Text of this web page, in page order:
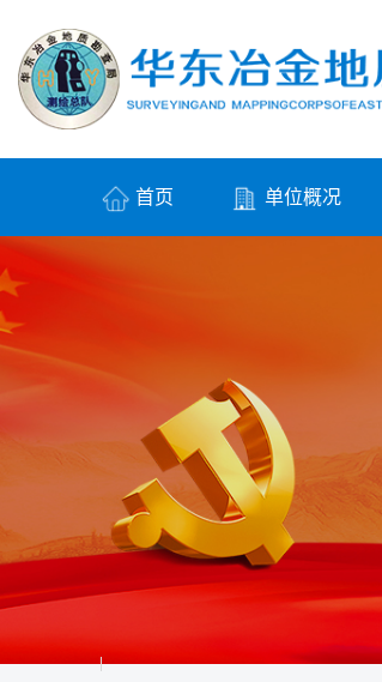
首页 单位概况